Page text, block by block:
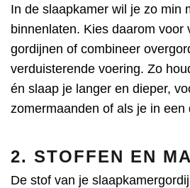
In de slaapkamer wil je zo min
binnenlaten. Kies daarom voor
gordijnen of combineer
verduisterende voering. Zo
én slaap je langer en dieper,
zomermaanden of als je in een
2. STOFFEN EN
De stof van je